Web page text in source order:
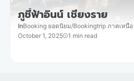
ภูชี้ฟ้าอินน์ เชียงราย
InBooking ยอดนิยม/Bookingtrip ภาคเหนือ
October 1, 2025
1 min read